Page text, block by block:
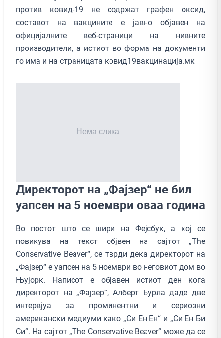
против ковид-19 не содржат графен оксид,
составот на вакцините е јавно објавен на
официјалните веб-страници на нивните
производители, а истиот во форма на документи
го има и на страницата ковид19вакцинација.мк
Директорот на „Фајзер“ не бил
уапсен на 5 ноември оваа година
Во постот што се шири на Фејсбук, а кој се
повикува на текст објвен на сајтот „Тhe
Conservative Beaver“, се тврди дека директорот на
„Фајзер“ е уапсен на 5 ноември во неговиот дом во
Њујорк. Написот е објавен истиот ден кога
директорот на „Фајзер“, Алберт Бурла даде две
интервјуа за проминентни и сериозни
американски медиуми како „Си Ен Ен“ и „Си Ен Би
Си“. На сајтот „Тhe Conservative Beaver“ може да се